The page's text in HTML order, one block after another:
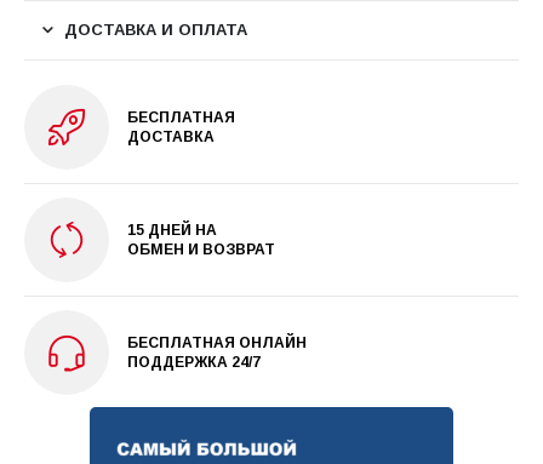
ДОСТАВКА И ОПЛАТА
БЕСПЛАТНАЯ
ДОСТАВКА
15 ДНЕЙ НА
ОБМЕН И ВОЗВРАТ
БЕСПЛАТНАЯ ОНЛАЙН
ПОДДЕРЖКА 24/7